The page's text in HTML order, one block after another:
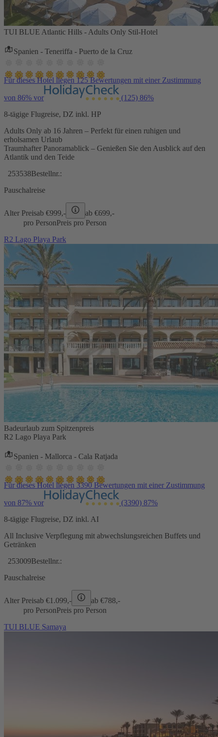
TUI BLUE Atlantic Hills - Adults Only Stil-Hotel
Spanien - Teneriffa - Puerto de la Cruz
Für dieses Hotel liegen 125 Bewertungen mit einer Zustimmung
von 86% vor (125) 86%
8-tägige Flugreise, DZ inkl. HP
Adults Only ab 16 Jahren – Perfekt für einen ruhigen und
erholsamen Urlaub
Traumhafter Panoramablick – Genießen Sie den Ausblick auf den
Atlantik und den Teide
253538Bestellnr.:
Pauschalreise
Alter Preisab €999,- ab €699,-
pro PersonPreis pro Person
R2 Lago Playa Park
Badeurlaub zum Spitzenpreis
R2 Lago Playa Park
Spanien - Mallorca - Cala Ratjada
Für dieses Hotel liegen 3390 Bewertungen mit einer Zustimmung
von 87% vor (3390) 87%
8-tägige Flugreise, DZ inkl. AI
All Inclusive Verpflegung mit abwechslungsreichen Buffets und
Getränken
253009Bestellnr.:
Pauschalreise
Alter Preisab €1.099,- ab €788,-
pro PersonPreis pro Person
TUI BLUE Samaya